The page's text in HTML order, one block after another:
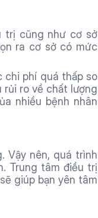
trị cũng như cơ sở
ra cơ sở có mức
chi phí quá thấp so
ro về chất lượng
nhiều bệnh nhân
Vậy nên, quá trình
Trung tâm điều trị
giúp bạn yên tâm